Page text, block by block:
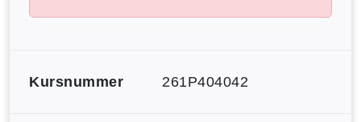
Kursnummer 261P404042